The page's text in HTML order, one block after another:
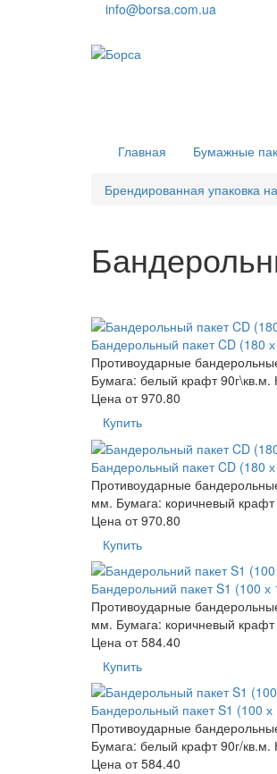
info@borsa.com.ua
Главная Бумажные
Брендированная упаковка
Бандерольный пакет CD
Противоударные
Бумага: белый крафт
Цена от970.80
Купить
Бандерольный пакет CD (180
Противоударные
мм. Бумага: коричневый
Цена от970.80
Купить
Бандерольний пакет S1 (100
Противоударные
мм. Бумага: коричневый
Цена от584.40
Купить
Бандерольный пакет S1 (100
Противоударные
Бумага: белый крафт 90г/
Цена от584.40